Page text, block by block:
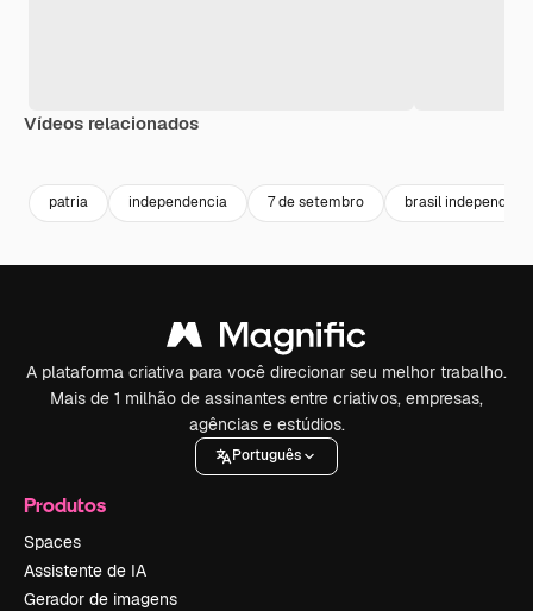
Vídeos relacionados
patria independencia 7 de setembro brasil
A plataforma criativa para você direcionar seu melhor trabalho.
Mais de 1 milhão de assinantes entre criativos, empresas,
agências e estúdios.
Português
Produtos
Spaces
Assistente de IA
Gerador de imagens